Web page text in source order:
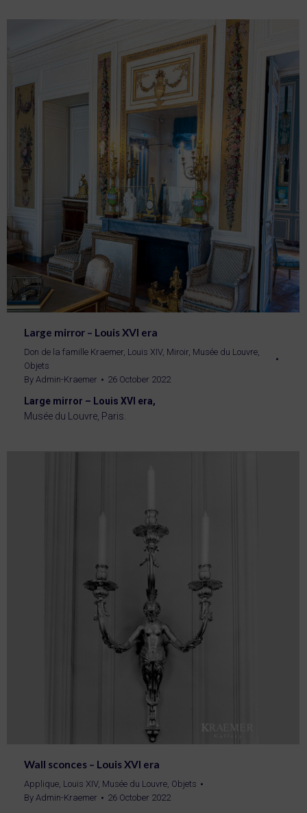
Large mirror – Louis XVI era
Don de la famille Kraemer, Louis XIV, Miroir, Musée du Louvre,
Objets
By Admin-Kraemer 26 October 2022
Large mirror – Louis XVI era,
Musée du Louvre, Paris.
Wall sconces – Louis XVI era
Applique, Louis XIV, Musée du Louvre, Objets
By Admin-Kraemer 26 October 2022